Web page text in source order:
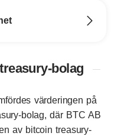
bolag
värderingen på
bolag, där BTC AB
av bitcoin treasury-